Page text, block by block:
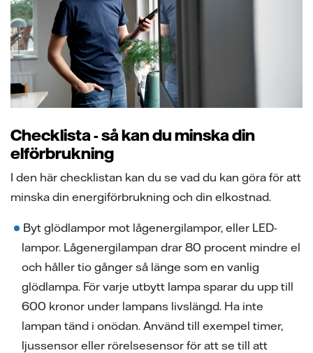
Checklista - så kan du minska din
elförbrukning
I den här checklistan kan du se vad du kan göra för att
minska din energiförbrukning och din elkostnad.
Byt glödlampor mot lågenergilampor, eller LED-
lampor. Lågenergilampan drar 80 procent mindre el
och håller tio gånger så länge som en vanlig
glödlampa. För varje utbytt lampa sparar du upp till
600 kronor under lampans livslängd. Ha inte
lampan tänd i onödan. Använd till exempel timer,
ljussensor eller rörelsesensor för att se till att